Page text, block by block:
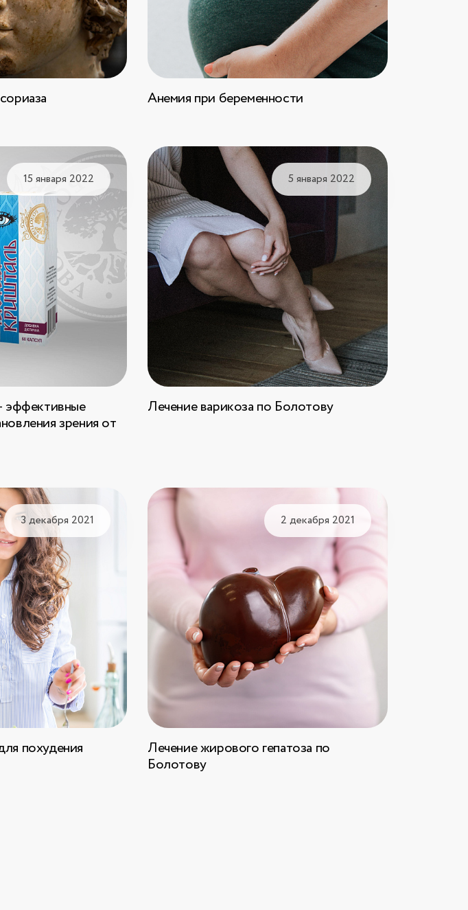
Анемия при беременности
15 января 2022
эффективные
зрения от
5 января 2022
Лечение варикоза по Болотову
3 декабря 2021
похудения
2 декабря 2021
Лечение жирового гепатоза по
Болотову